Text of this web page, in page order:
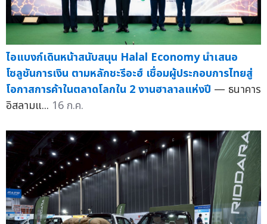
ไอแบงก์เดินหน้าสนับสนุน Halal Economy นำเสนอ
โซลูชันการเงิน ตามหลักชะรีอะฮ์ เชื่อมผู้ประกอบการไทยสู่
โอกาสการค้าในตลาดโลกใน 2 งานฮาลาลแห่งปี — ธนาคาร
อิสลามแ... 16 ก.ค.